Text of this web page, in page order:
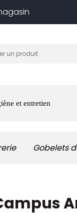
et entretien
Gobelets